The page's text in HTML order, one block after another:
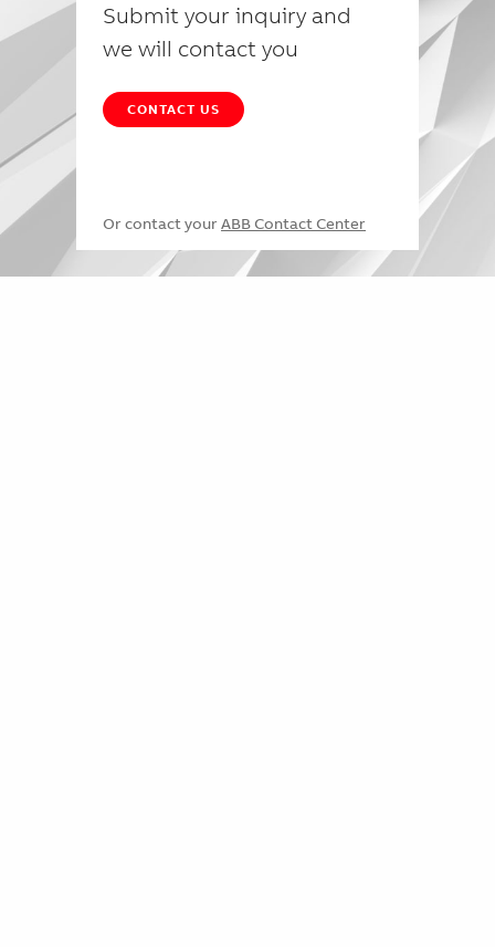
Submit your inquiry and
we will contact you
CONTACT US
Or contact your ABB Contact Center